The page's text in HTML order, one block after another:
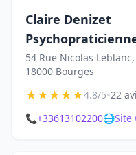
Claire Denizet
54 Rue Nicolas Leblanc,
18000 Bourges
★★★★★4.8/5•22
📞+33613102200🌐Site